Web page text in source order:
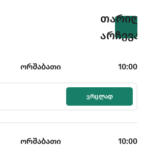
არჩევა
ორშაბათი 10:00
ᲕᲠᲪᲚᲐᲓ
ორშაბათი 10:00